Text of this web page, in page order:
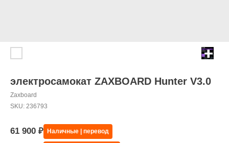
электросамокат ZAXBOARD Hunter V3.0
Zaxboard
SKU: 236793
61 900 ₽ Наличные | перевод